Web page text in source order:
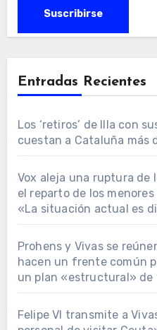
Entradas Recientes
Los ‘retiros’ de Illa con
cuestan a Cataluña más
Vox aleja una ruptura de
el reparto de los
«La situación actual es
Prohens y Vivas se
hacen un frente común
un plan «estructural»
Felipe VI transmite a